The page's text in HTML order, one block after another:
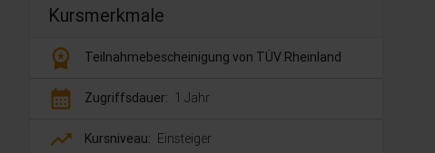
Kursmerkmale
workspace_premium Teilnahmebescheinigung von TÜV Rheinland
calendar_month Zugriffsdauer: 1 Jahr
trending_up Kursniveau: Einsteiger